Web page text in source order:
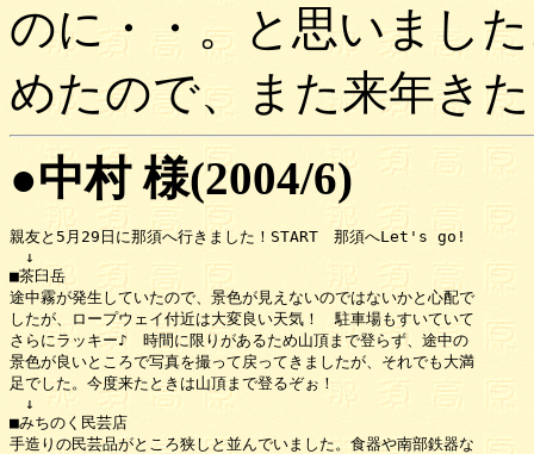
のに・・。と思いまし
めたので、また来年き
●中村 様(2004/6)
親友と5月29日に那須へ行きました！START　那須へLet's go!
↓
■茶臼岳
途中霧が発生していたので、景色が見えないのではないかと心配で
したが、ロープウェイ付近は大変良い天気！　駐車場もすいていて
さらにラッキー♪　時間に限りがあるため山頂まで登らず、途中の
景色が良いところで写真を撮って戻ってきましたが、それでも大満
足でした。今度来たときは山頂まで登るぞぉ！
↓
■みちのく民芸店
手造りの民芸品がところ狭しと並んでいました。食器や南部鉄器な